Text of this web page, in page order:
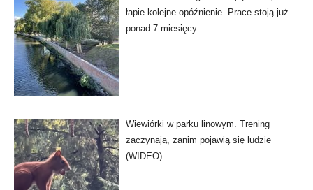
łapie kolejne opóźnienie. Prace stoją już
ponad 7 miesięcy
Wiewiórki w parku linowym. Trening
zaczynają, zanim pojawią się ludzie
(WIDEO)